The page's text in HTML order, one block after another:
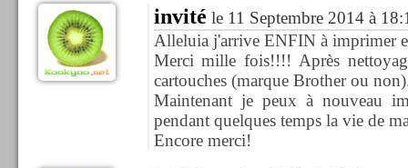
invité le 11 Septembre 2014 à
Alleluia j'arrive ENFIN à
Merci mille fois!!!! Après
cartouches (marque Brother ou
Maintenant je peux à nouveau
pendant quelques temps la vie de
Encore merci!